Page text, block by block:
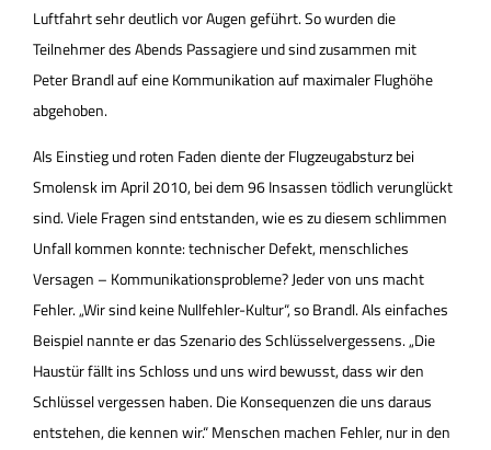
Luftfahrt sehr deutlich vor Augen geführt. So wurden die
Teilnehmer des Abends Passagiere und sind zusammen mit
Peter Brandl auf eine Kommunikation auf maximaler Flughöhe
abgehoben.
Als Einstieg und roten Faden diente der Flugzeugabsturz bei
Smolensk im April 2010, bei dem 96 Insassen tödlich verunglückt
sind. Viele Fragen sind entstanden, wie es zu diesem schlimmen
Unfall kommen konnte: technischer Defekt, menschliches
Versagen – Kommunikationsprobleme? Jeder von uns macht
Fehler. „Wir sind keine Nullfehler-Kultur“, so Brandl. Als einfaches
Beispiel nannte er das Szenario des Schlüsselvergessens. „Die
Haustür fällt ins Schloss und uns wird bewusst, dass wir den
Schlüssel vergessen haben. Die Konsequenzen die uns daraus
entstehen, die kennen wir.“ Menschen machen Fehler, nur in den